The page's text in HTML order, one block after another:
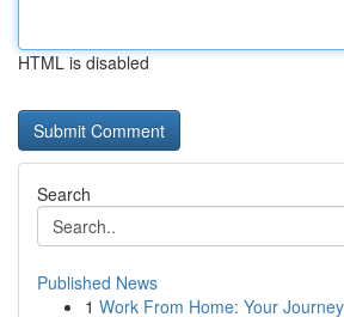
HTML is disabled
Search
Published News
1 Work From Home: Your